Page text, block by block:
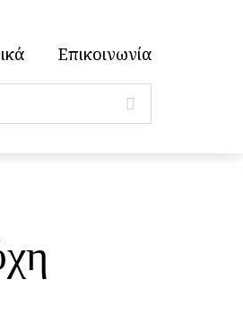
Επικοινωνία